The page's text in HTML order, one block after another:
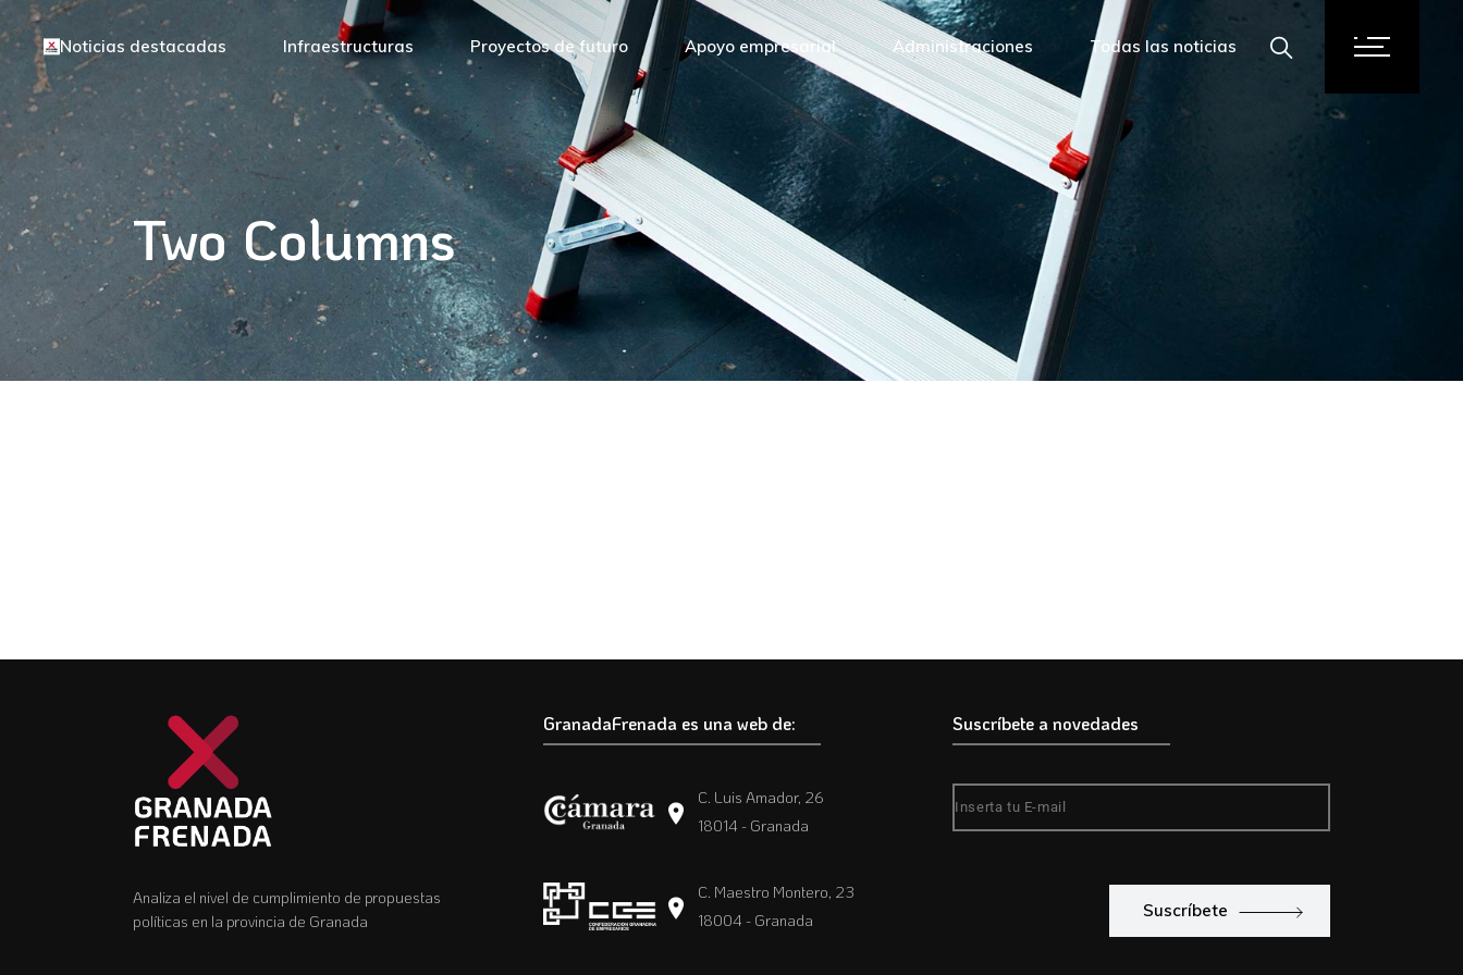
Noticias destacadas Infraestructuras Proyectos de futuro Apoyo empresarial Administraciones
Gobierno
Ayuntamiento de Granada
Diputación de Granada
Universidad de Granada
Cámara de Comercio de Granada
Todas las noticias
Two Columns
Analiza el nivel de cumplimiento de propuestas
políticas en la provincia de Granada
GranadaFrenada es una web de:
C. Luis Amador, 26
18014 - Granada
C. Maestro Montero, 23
18004 - Granada
Suscríbete a novedades
Suscríbete